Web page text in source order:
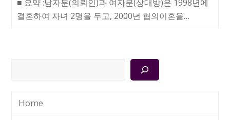
■ 요약 :남자분(의뢰인)과 여자분(상대방)은 1998년에
결혼하여 자녀 2명을 두고, 2000년 협의이혼을…
Home